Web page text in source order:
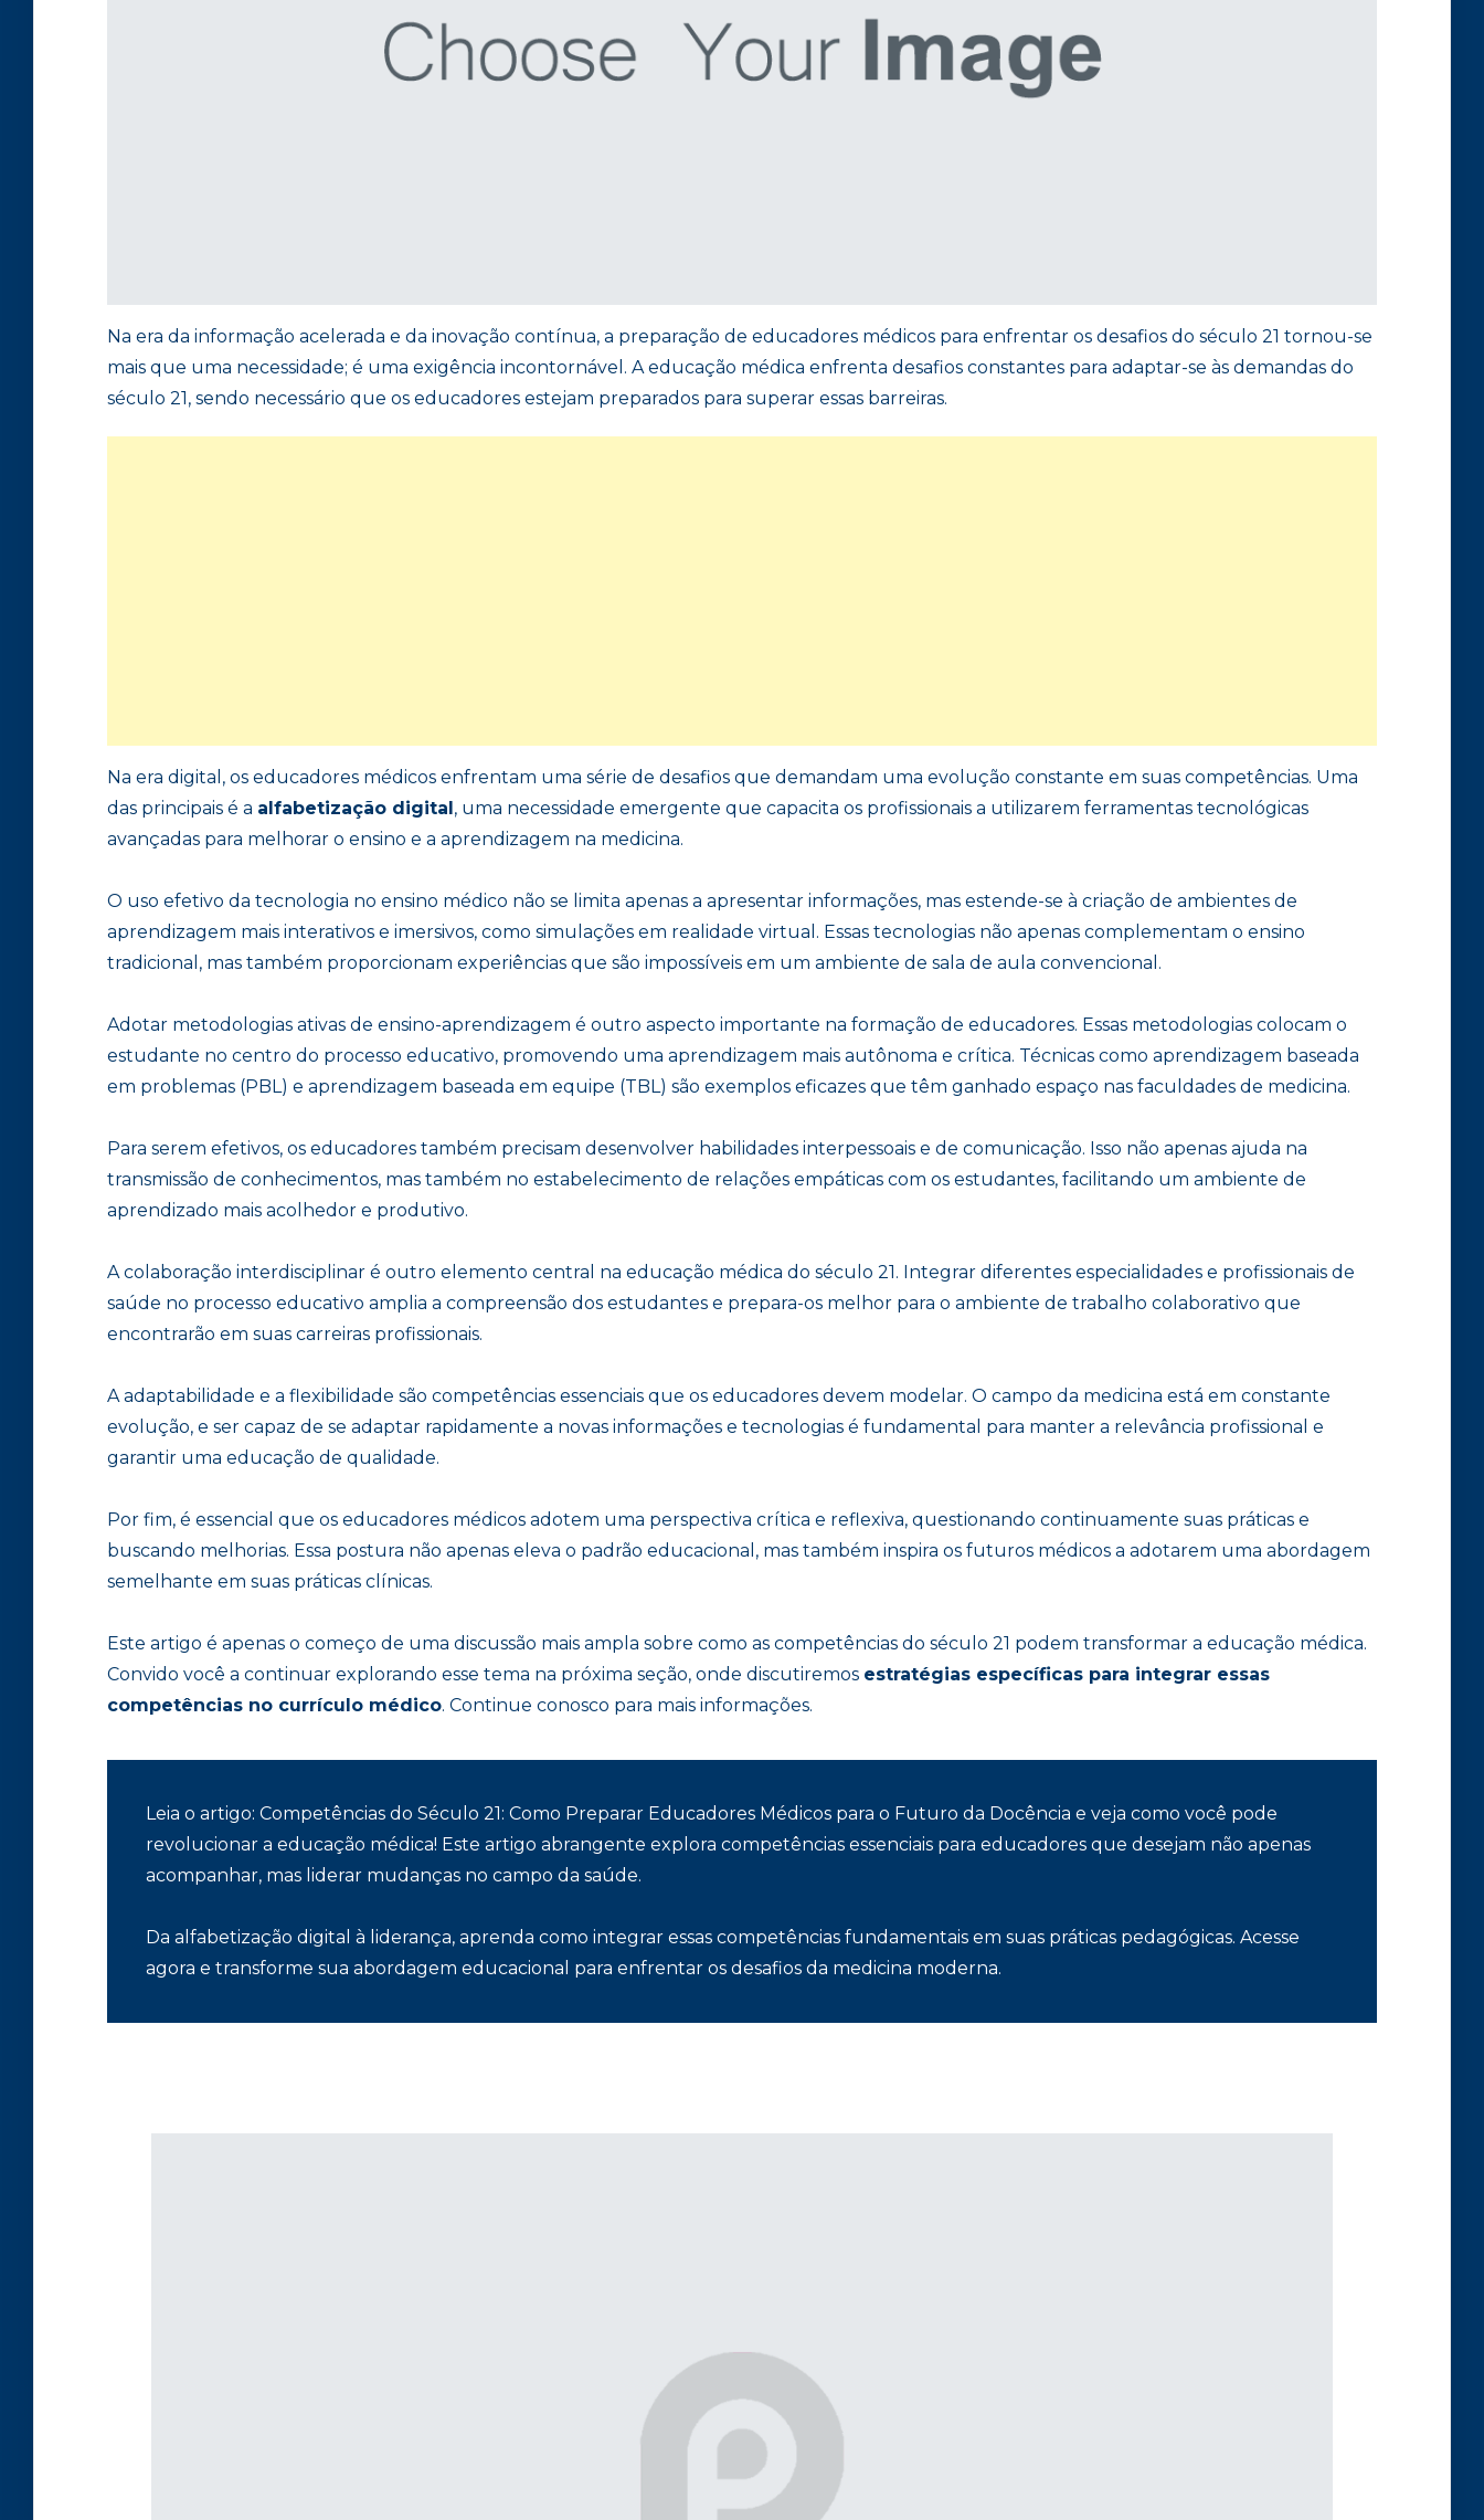
Na era da informação acelerada e da inovação contínua, a preparação de educadores médicos para enfrentar os desafios do século 21 tornou-se
mais que uma necessidade; é uma exigência incontornável. A educação médica enfrenta desafios constantes para adaptar-se às demandas do
século 21, sendo necessário que os educadores estejam preparados para superar essas barreiras.
Na era digital, os educadores médicos enfrentam uma série de desafios que demandam uma evolução constante em suas competências. Uma
das principais é a alfabetização digital , uma necessidade emergente que capacita os profissionais a utilizarem ferramentas tecnológicas
avançadas para melhorar o ensino e a aprendizagem na medicina.
O uso efetivo da tecnologia no ensino médico não se limita apenas a apresentar informações, mas estende-se à criação de ambientes de
aprendizagem mais interativos e imersivos, como simulações em realidade virtual. Essas tecnologias não apenas complementam o ensino
tradicional, mas também proporcionam experiências que são impossíveis em um ambiente de sala de aula convencional.
Adotar metodologias ativas de ensino-aprendizagem é outro aspecto importante na formação de educadores. Essas metodologias colocam o
estudante no centro do processo educativo, promovendo uma aprendizagem mais autônoma e crítica. Técnicas como aprendizagem baseada
em problemas (PBL) e aprendizagem baseada em equipe (TBL) são exemplos eficazes que têm ganhado espaço nas faculdades de medicina.
Para serem efetivos, os educadores também precisam desenvolver habilidades interpessoais e de comunicação. Isso não apenas ajuda na
transmissão de conhecimentos, mas também no estabelecimento de relações empáticas com os estudantes, facilitando um ambiente de
aprendizado mais acolhedor e produtivo.
A colaboração interdisciplinar é outro elemento central na educação médica do século 21. Integrar diferentes especialidades e profissionais de
saúde no processo educativo amplia a compreensão dos estudantes e prepara-os melhor para o ambiente de trabalho colaborativo que
encontrarão em suas carreiras profissionais.
A adaptabilidade e a flexibilidade são competências essenciais que os educadores devem modelar. O campo da medicina está em constante
evolução, e ser capaz de se adaptar rapidamente a novas informações e tecnologias é fundamental para manter a relevância profissional e
garantir uma educação de qualidade.
Por fim, é essencial que os educadores médicos adotem uma perspectiva crítica e reflexiva, questionando continuamente suas práticas e
buscando melhorias. Essa postura não apenas eleva o padrão educacional, mas também inspira os futuros médicos a adotarem uma abordagem
semelhante em suas práticas clínicas.
Este artigo é apenas o começo de uma discussão mais ampla sobre como as competências do século 21 podem transformar a educação médica.
Convido você a continuar explorando esse tema na próxima seção, onde discutiremos estratégias específicas para integrar essas
competências no currículo médico. Continue conosco para mais informações.
Leia o artigo: Competências do Século 21: Como Preparar Educadores Médicos para o Futuro da Docência e veja como você pode
revolucionar a educação médica! Este artigo abrangente explora competências essenciais para educadores que desejam não apenas
acompanhar, mas liderar mudanças no campo da saúde.
Da alfabetização digital à liderança, aprenda como integrar essas competências fundamentais em suas práticas pedagógicas. Acesse
agora e transforme sua abordagem educacional para enfrentar os desafios da medicina moderna.